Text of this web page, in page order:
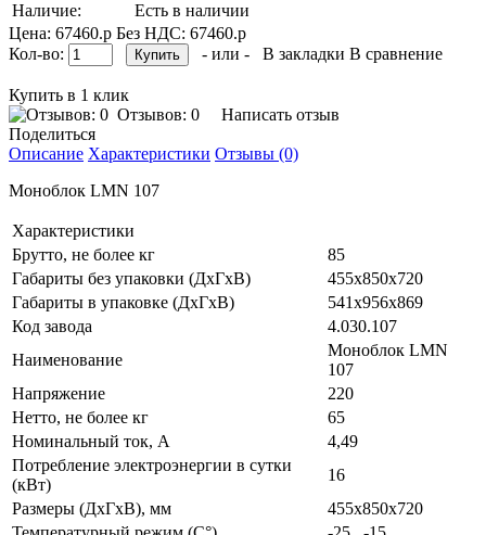
Наличие:
Есть в наличии
Цена: 67460.р Без НДС: 67460.р
Кол-во:
- или - В закладки В сравнение
Купить в 1 клик
Отзывов: 0
Написать отзыв
Поделиться
Описание Характеристики Отзывы (0)
Моноблок LMN 107
Характеристики
Брутто, не более кг
85
Габариты без упаковки (ДхГхВ)
455х850х720
Габариты в упаковке (ДхГхВ)
541х956х869
Код завода
4.030.107
Наименование
Моноблок LMN
107
Напряжение
220
Нетто, не более кг
65
Номинальный ток, A
4,49
Потребление электроэнергии в сутки
(кВт)
16
Размеры (ДхГхВ), мм
455х850х720